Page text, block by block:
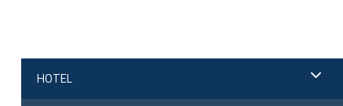
HOTEL